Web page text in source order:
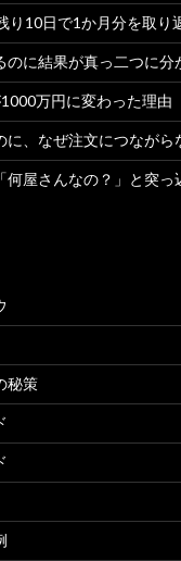
り10日で1か月分を取り
のに結果が真っ二つに分
万円に変わった理由
、なぜ注文につながら
何屋さんなの？」と突っ
秘策